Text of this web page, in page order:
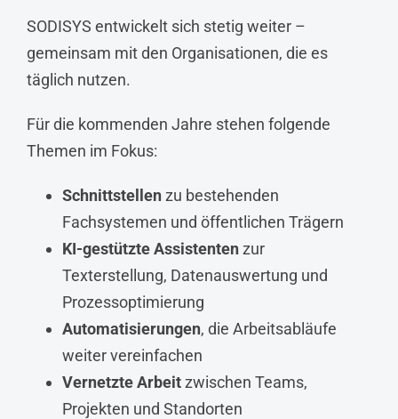
SODISYS entwickelt sich stetig weiter –
gemeinsam mit den Organisationen, die es
täglich nutzen.
Für die kommenden Jahre stehen folgende
Themen im Fokus:
Schnittstellenzu bestehenden
Fachsystemen und öffentlichen Trägern
KI-gestützte Assistentenzur
Texterstellung, Datenauswertung und
Prozessoptimierung
Automatisierungen, die Arbeitsabläufe
weiter vereinfachen
Vernetzte Arbeitzwischen Teams,
Projekten und Standorten